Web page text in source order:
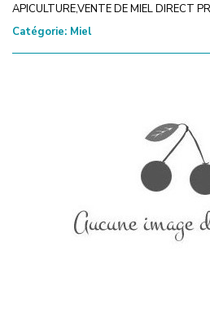
APICULTURE,VENTE DE MIEL DIRECT
Catégorie: Miel